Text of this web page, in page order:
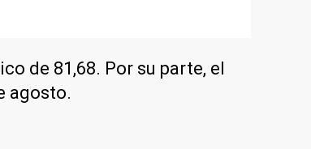
de 81,68. Por su parte, el
agosto.